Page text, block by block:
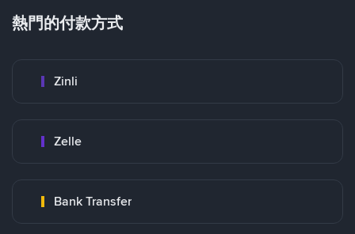
熱門的付款方式
Zinli
Zelle
Bank Transfer